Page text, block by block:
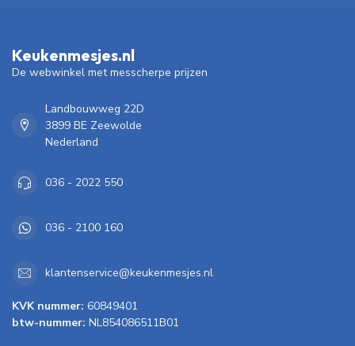
Keukenmesjes.nl
De webwinkel met messcherpe prijzen
Landbouwweg 22D
3899 BE Zeewolde
Nederland
036 - 2022 550
036 - 2100 160
klantenservice@keukenmesjes.nl
KVK nummer: 60849401
btw-nummer: NL854086511B01